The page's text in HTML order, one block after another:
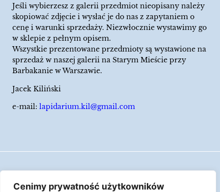
Cenimy prywatność użytkowników
Jeśli wybierzesz z galerii przedmiot nieopisany należy
skopiować zdjęcie i wysłać je do nas z zapytaniem o
cenę i warunki sprzedaży. Niezwłocznie wystawimy go
w sklepie z pełnym opisem.
Wszystkie prezentowane przedmioty są wystawione na
sprzedaż w naszej galerii na Starym Mieście przy
Barbakanie w Warszawie.
Jacek Kiliński
e-mail: lapidarium.kil@gmail.com
Polityka Cookies